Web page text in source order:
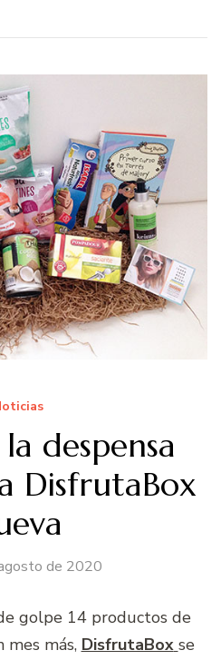
despensa
DisfrutaBox
de 2020
golpe 14 productos de
mes más, DisfrutaBox se